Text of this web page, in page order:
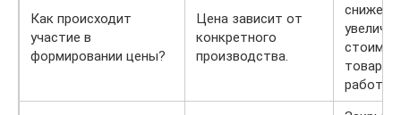
Как происходит
участие в
формировании цены?
Цена зависит от
конкретного
производства.
товаров,
работ.